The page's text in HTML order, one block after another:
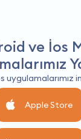
ve İos
uygulamalarımız
Apple Store